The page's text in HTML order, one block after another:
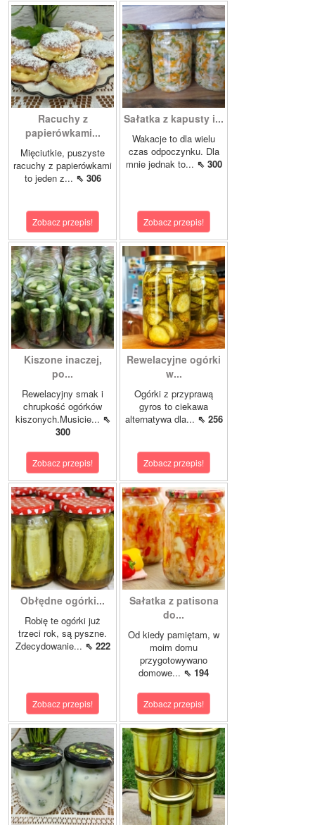
Racuchy z
papierówkami...
Mięciutkie, puszyste
racuchy z papierówkami
to jeden z... ⇖ 306
Zobacz przepis!
Sałatka z kapusty i...
Wakacje to dla wielu
czas odpoczynku. Dla
mnie jednak to... ⇖ 300
Zobacz przepis!
Kiszone inaczej,
po...
Rewelacyjny smak i
chrupkość ogórków
kiszonych.Musicie... ⇖
300
Zobacz przepis!
Rewelacyjne ogórki
w...
Ogórki z przyprawą
gyros to ciekawa
alternatywa dla... ⇖ 256
Zobacz przepis!
Obłędne ogórki...
Robię te ogórki już
trzeci rok, są pyszne.
Zdecydowanie... ⇖ 222
Zobacz przepis!
Sałatka z patisona
do...
Od kiedy pamiętam, w
moim domu
przygotowywano
domowe... ⇖ 194
Zobacz przepis!